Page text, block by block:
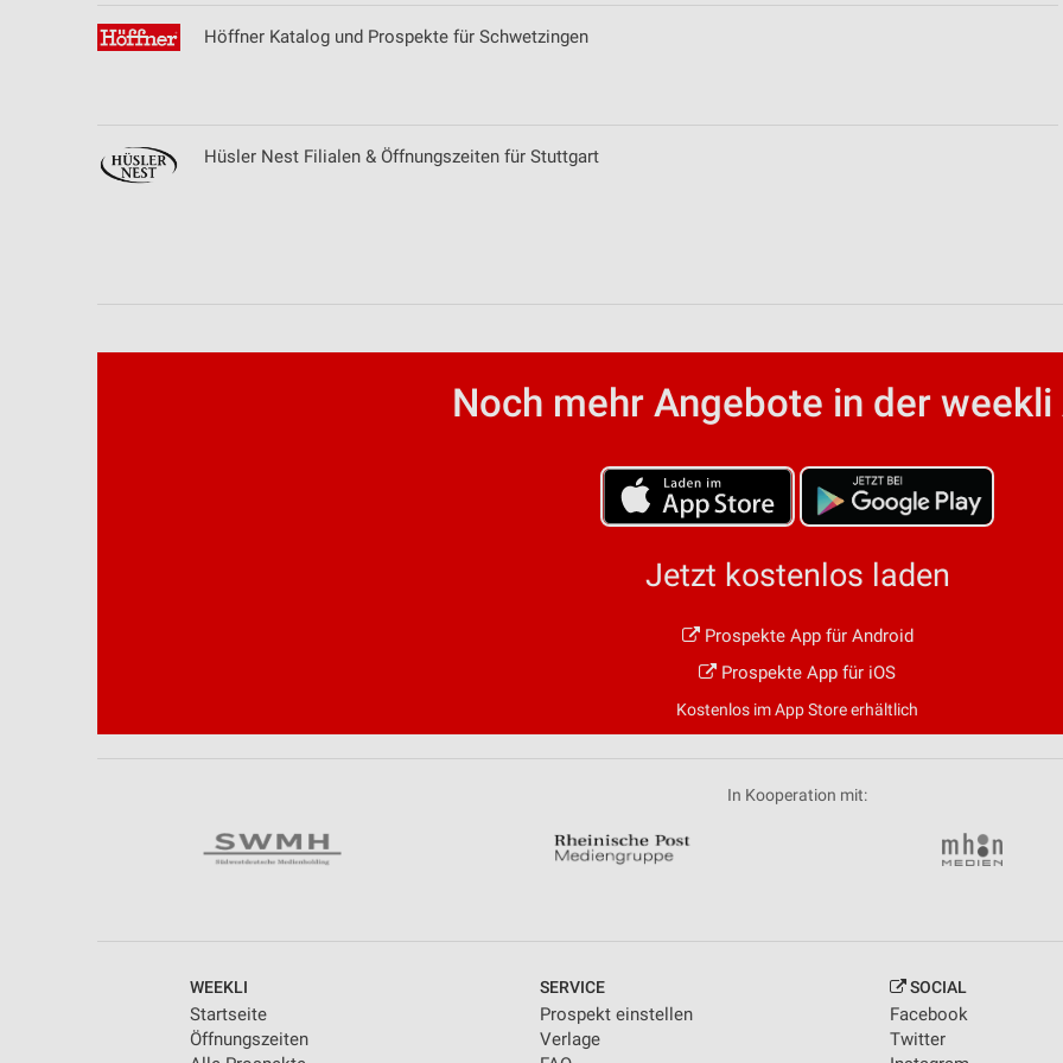
Höffner Katalog und Prospekte für Schwetzingen
Hüsler Nest Filialen & Öffnungszeiten für Stuttgart
Noch mehr Angebote in der weekli
Jetzt kostenlos laden
Prospekte App für Android
Prospekte App für iOS
Kostenlos im App Store erhältlich
In Kooperation mit:
WEEKLI
Startseite
Öffnungszeiten
SERVICE
Prospekt einstellen
Verlage
SOCIAL
Facebook
Twitter
Verwendung reduzierter Daten zur Auswahl von Inhalten
Geräte anhand von aktiv angeforderten Informationen identifizieren
Funktional